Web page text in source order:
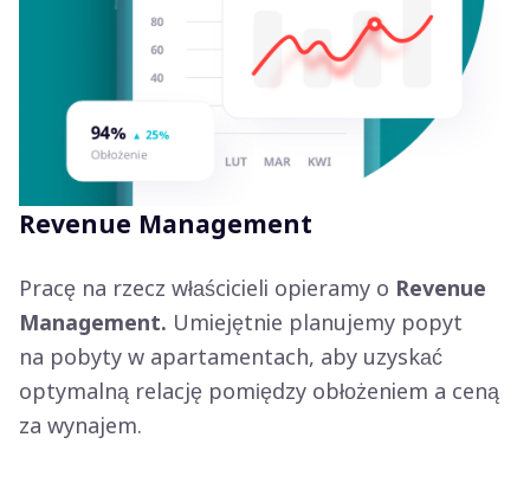
Revenue Management
Pracę na rzecz właścicieli opieramy o Revenue
Management. Umiejętnie planujemy popyt
na pobyty w apartamentach, aby uzyskać
optymalną relację pomiędzy obłożeniem a ceną
za wynajem.